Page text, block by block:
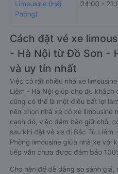
Limousine (Hải
Phòng)
04:00 -
Cách đặt vé xe
- Hà Nội từ Đồ Sơn -
và uy tín nhất
Việc có rất nhiều nhà xe
Liêm - Hà Nội giúp cho du
cũng có thể là một điều bất lợi
nên chọn nhà xe có xe limousine
cạnh đó, việc đảm bảo giữ chỗ,
sau khi đặt vé xe đi Bắc Từ Liêm
Phòng limousine giữa nhà xe với
tiếp vẫn chưa được đảm bảo
Cho nên để dễ dàng so sánh